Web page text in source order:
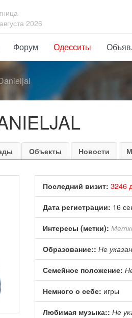
2026
Форум Одесситы
Объекты Новости
Последний визит: 3246
Дата регистрации: 16
Интересы (метки):
Образование:: Не
Семейное положение:
Немного о себе: игры
Любимая музыка:: Не